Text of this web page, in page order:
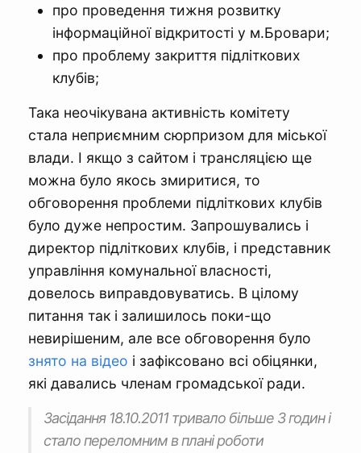
про проведення тижня розвитку
інформаційної відкритості у м.Бровари;
про проблему закриття підліткових
клубів;
Така неочікувана активність комітету
стала неприємним сюрпризом для міської
влади. І якщо з сайтом і трансляцією ще
можна було якось змиритися, то
обговорення проблеми підліткових клубів
було дуже непростим. Запрошувались і
директор підліткових клубів, і представник
управління комунальної власності,
довелось виправдовуватись. В цілому
питання так і залишилось поки-що
невирішеним, але все обговорення було
знято на відео і зафіксовано всі обіцянки,
які давались членам громадської ради.
Засідання 18.10.2011 тривало більше 3 годин і
стало переломним в плані роботи